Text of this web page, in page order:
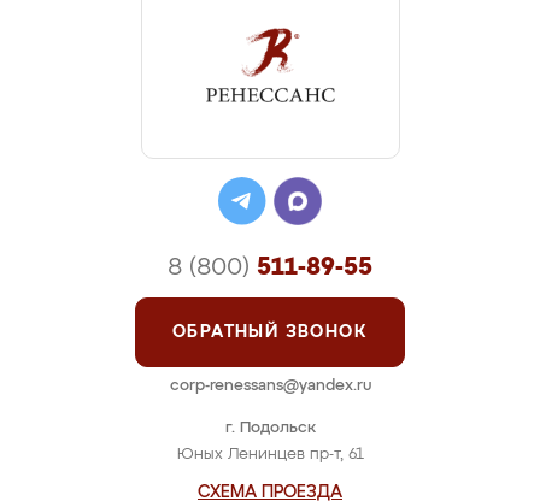
г. Подольск
Юных Ленинцев пр-т, 61
СХЕМА ПРОЕЗДА
8 (800) 511-89-55
ОБРАТНЫЙ ЗВОНОК
corp-renessans@yandex.ru